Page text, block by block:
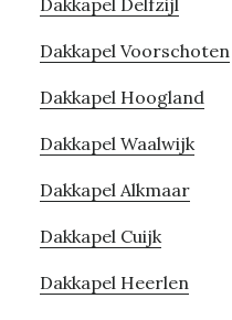
Dakkapel Voorschoten
Dakkapel Hoogland
Dakkapel Waalwijk
Dakkapel Alkmaar
Dakkapel Cuijk
Dakkapel Heerlen